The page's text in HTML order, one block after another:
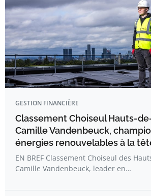
GESTION FINANCIÈRE
Classement Choiseul Hauts-
Camille Vandenbeuck,
énergies renouvelables à la
EN BREF Classement Choiseul des
Camille Vandenbeuck, leader en…